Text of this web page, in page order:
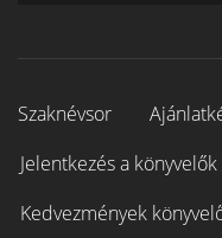
Szaknévsor
Jelentkezés a
Kedvezmények